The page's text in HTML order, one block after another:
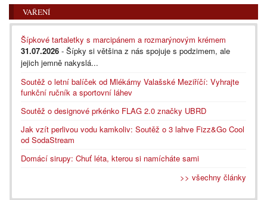
VAŘENÍ
Šípkové tartaletky s marcipánem a rozmarýnovým krémem
31.07.2026 - Šípky si většina z nás spojuje s podzimem, ale
jejich jemně nakyslá...
Soutěž o letní balíček od Mlékárny Valašské Meziříčí: Vyhrajte
funkční ručník a sportovní láhev
Soutěž o designové prkénko FLAG 2.0 značky UBRD
Jak vzít perlivou vodu kamkoliv: Soutěž o 3 lahve Fizz&Go Cool
od SodaStream
Domácí sirupy: Chuť léta, kterou si namícháte sami
>> všechny články